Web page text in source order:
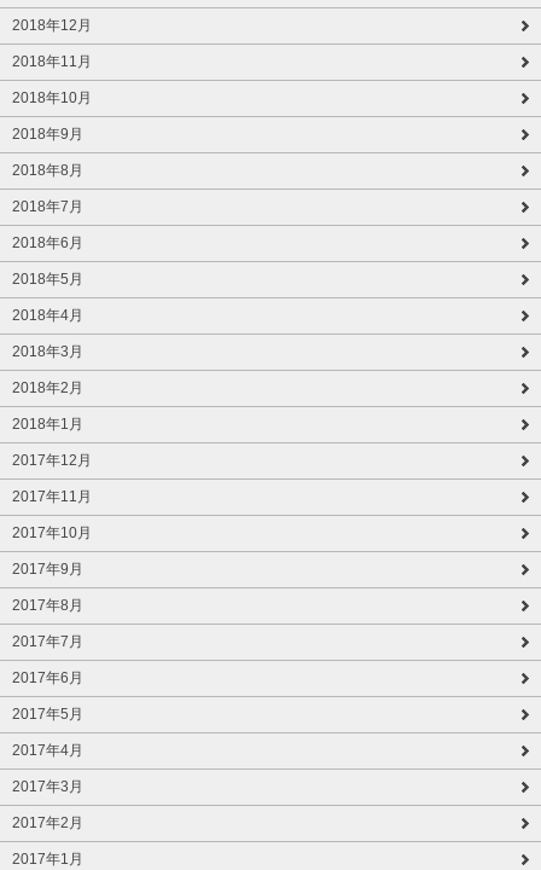
2018年12月
2018年11月
2018年10月
2018年9月
2018年8月
2018年7月
2018年6月
2018年5月
2018年4月
2018年3月
2018年2月
2018年1月
2017年12月
2017年11月
2017年10月
2017年9月
2017年8月
2017年7月
2017年6月
2017年5月
2017年4月
2017年3月
2017年2月
2017年1月